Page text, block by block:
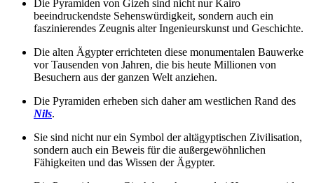
Die Pyramiden von Gizeh sind nicht nur Kairo
beeindruckendste Sehenswürdigkeit, sondern auch ein
faszinierendes Zeugnis alter Ingenieurskunst und Geschichte.
Die alten Ägypter errichteten diese monumentalen Bauwerke
vor Tausenden von Jahren, die bis heute Millionen von
Besuchern aus der ganzen Welt anziehen.
Die Pyramiden erheben sich daher am westlichen Rand des
Nils.
Sie sind nicht nur ein Symbol der altägyptischen Zivilisation,
sondern auch ein Beweis für die außergewöhnlichen
Fähigkeiten und das Wissen der Ägypter.